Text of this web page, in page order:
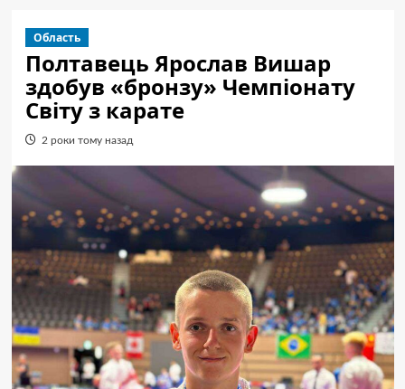
Область
Полтавець Ярослав Вишар
здобув «бронзу» Чемпіонату
Світу з карате
2 роки тому назад